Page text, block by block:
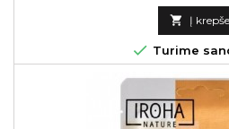
 Į
 Turime